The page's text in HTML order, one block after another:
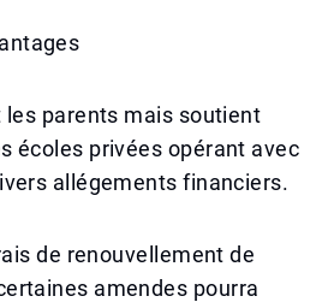
les parents mais soutient
écoles privées opérant avec
allégements financiers.
de renouvellement de
amendes pourra